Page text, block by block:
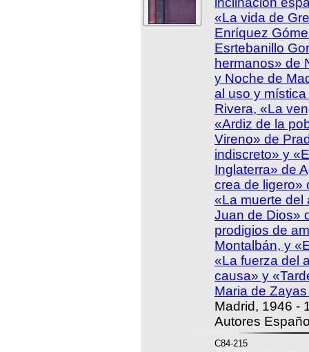
«La vida de
Enríquez
Esrtebanillo
hermanos» de
y Noche de
al uso y
Rivera, «La
«Ardiz de la
Vireno» de
indiscreto» y
Inglaterra» de
crea de ligero»
«La muerte del
Juan de Dios»
prodigios de
Montalbán, y
«La fuerza del
causa» y
Maria de
Madrid, 1946 -
Autores
C84-215